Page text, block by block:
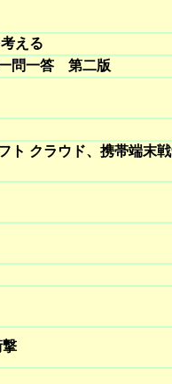
える
問一答 第二版
ト クラウド、携帯端末
撃